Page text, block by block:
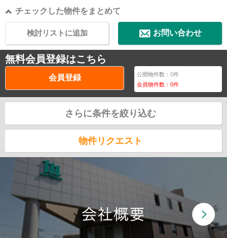
チェックした物件をまとめて
お問い合わせ
検討リストに追加
無料会員登録はこちら
会員登録 公開物件数：0件
会員物件数：0件
さらに条件を絞り込む
物件リクエスト